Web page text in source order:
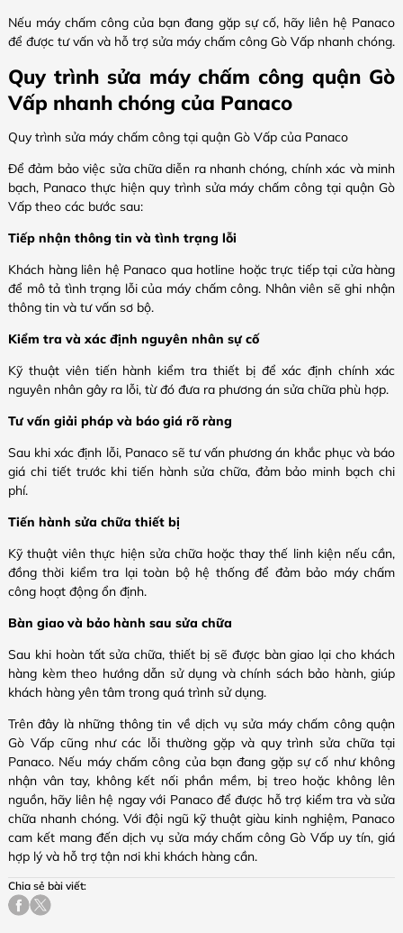
Nếu máy chấm công của bạn đang gặp sự cố, hãy liên hệ Panaco
để được tư vấn và hỗ trợ sửa máy chấm công Gò Vấp nhanh chóng.
Quy trình sửa máy chấm công quận Gò
Vấp nhanh chóng của Panaco
Quy trình sửa máy chấm công tại quận Gò Vấp của Panaco
Để đảm bảo việc sửa chữa diễn ra nhanh chóng, chính xác và minh
bạch, Panaco thực hiện quy trình sửa máy chấm công tại quận Gò
Vấp theo các bước sau:
Tiếp nhận thông tin và tình trạng lỗi
Khách hàng liên hệ Panaco qua hotline hoặc trực tiếp tại cửa hàng
để mô tả tình trạng lỗi của máy chấm công. Nhân viên sẽ ghi nhận
thông tin và tư vấn sơ bộ.
Kiểm tra và xác định nguyên nhân sự cố
Kỹ thuật viên tiến hành kiểm tra thiết bị để xác định chính xác
nguyên nhân gây ra lỗi, từ đó đưa ra phương án sửa chữa phù hợp.
Tư vấn giải pháp và báo giá rõ ràng
Sau khi xác định lỗi, Panaco sẽ tư vấn phương án khắc phục và báo
giá chi tiết trước khi tiến hành sửa chữa, đảm bảo minh bạch chi
phí.
Tiến hành sửa chữa thiết bị
Kỹ thuật viên thực hiện sửa chữa hoặc thay thế linh kiện nếu cần,
đồng thời kiểm tra lại toàn bộ hệ thống để đảm bảo máy chấm
công hoạt động ổn định.
Bàn giao và bảo hành sau sửa chữa
Sau khi hoàn tất sửa chữa, thiết bị sẽ được bàn giao lại cho khách
hàng kèm theo hướng dẫn sử dụng và chính sách bảo hành, giúp
khách hàng yên tâm trong quá trình sử dụng.
Trên đây là những thông tin về dịch vụ sửa máy chấm công quận
Gò Vấp cũng như các lỗi thường gặp và quy trình sửa chữa tại
Panaco. Nếu máy chấm công của bạn đang gặp sự cố như không
nhận vân tay, không kết nối phần mềm, bị treo hoặc không lên
nguồn, hãy liên hệ ngay với Panaco để được hỗ trợ kiểm tra và sửa
chữa nhanh chóng. Với đội ngũ kỹ thuật giàu kinh nghiệm, Panaco
cam kết mang đến dịch vụ sửa máy chấm công Gò Vấp uy tín, giá
hợp lý và hỗ trợ tận nơi khi khách hàng cần.
Chia sẻ bài viết: